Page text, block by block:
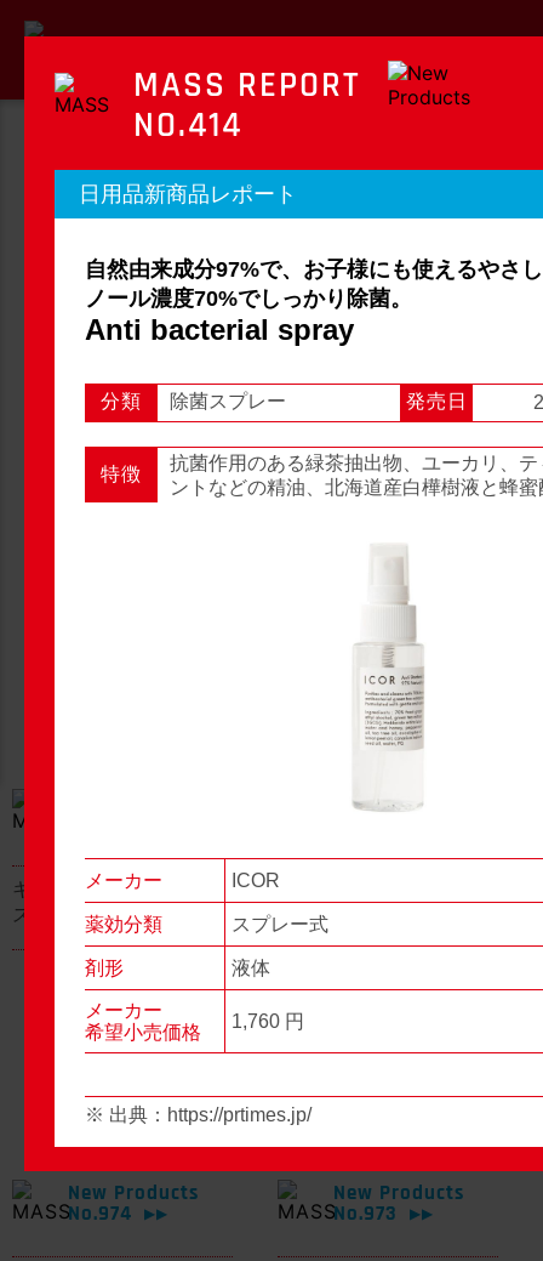
MASS REPORT
マスレポート
OTC新商品レポート 店頭観察レポート
OTC新商品レポート 店頭観察
... 54
キャベジンコーワαプラ
ス顆粒
New Products
グロンサン用刃棒
New Products
No.974
▶▶
New Products
No.973
▶▶
MASS REPORT
NO.414
日用品新商品レポート
自然由来成分97%で、お子様にも使えるやさ
ノール濃度70%でしっかり除菌。
Anti bacterial spray
分類 除菌スプレー 発売日
特徴
抗菌作用のある緑茶抽出物、ユーカリ、
ントなどの精油、北海道産白樺樹液と蜂蜜
メーカー ICOR
薬効分類 スプレー式
剤形 液体
メーカー
希望小売価格
1,760 円
※ 出典： https://prtimes.jp/